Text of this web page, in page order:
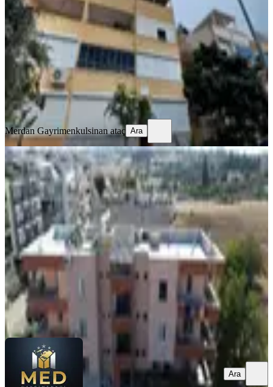
Didim, Çamlık Mahallesi
3+1
130 m²·2. Kat·06.08.2026
5.400.000 ₺
Merdan Gayrimenkul sinan ataç
Ara
Merdan Gayrimenkulsinan ataç Ara
YENİ
Didimde Ara Kat 2+1 Açık Mutfak
Daire
Didim, Hisar Mahallesi
2+1· 90 m² 06.08.2026
3.200.000 ₺
MED GAYRİMENKUL Fatma Yıldırım
Ara
Ara